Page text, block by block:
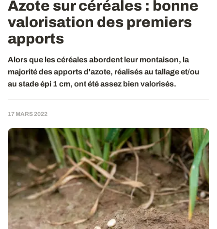
Azote sur céréales : bonne
valorisation des premiers
apports
Alors que les céréales abordent leur montaison, la
majorité des apports d'azote, réalisés au tallage et/ou
au stade épi 1 cm, ont été assez bien valorisés.
17 MARS 2022